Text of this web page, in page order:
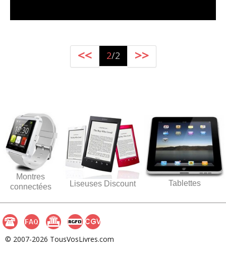
<< 2/2 >>
Montres
connectées
Liseuses Discount Tablettes
© 2007-2026 TousVosLivres.com